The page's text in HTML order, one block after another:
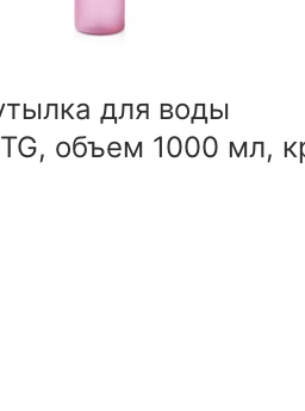
для воды
объем 1000 мл,